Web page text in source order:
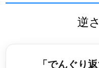
逆
「でんぐり